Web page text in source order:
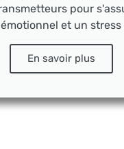
pour
et un stress
En savoir plus